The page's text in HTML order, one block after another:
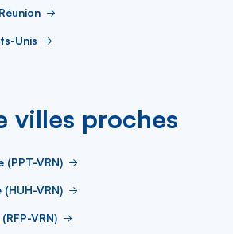
Unis
villes proches
(PPT-VRN)
VRN)
VRN)